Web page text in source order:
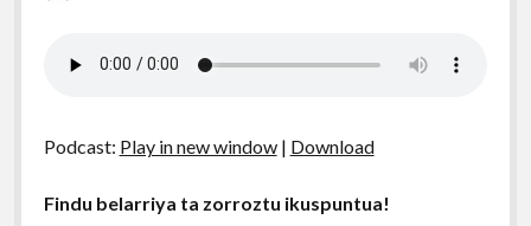
Podcast: Play in new window| Download
Findu belarriya ta zorroztu ikuspuntua!